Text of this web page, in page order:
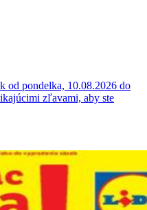
od pondelka, 10.08.2026 do
zľavami, aby ste